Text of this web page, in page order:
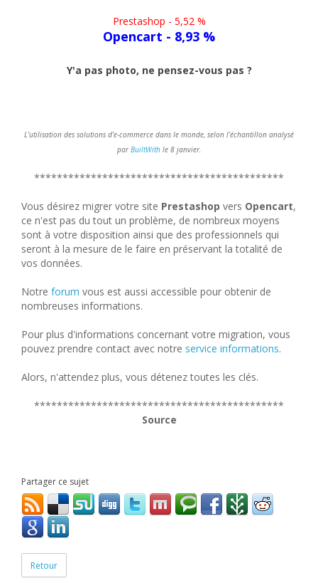
Prestashop - 5,52 %
Opencart - 8,93 %
Y'a pas photo, ne pensez-vous pas ?
L’utilisation des solutions d’e-commerce dans le monde, selon l’échantillon analysé
par BuiltWithle 8 janvier.
********************************************
Vous désirez migrer votre site Prestashop vers Opencart,
ce n'est pas du tout un problème, de nombreux moyens
sont à votre disposition ainsi que des professionnels qui
seront à la mesure de le faire en préservant la totalité de
vos données.
Notre forum vous est aussi accessible pour obtenir de
nombreuses informations.
Pour plus d'informations concernant votre migration, vous
pouvez prendre contact avec notre service informations.
Alors, n'attendez plus, vous détenez toutes les clés.
********************************************
Source
Partager ce sujet
Retour